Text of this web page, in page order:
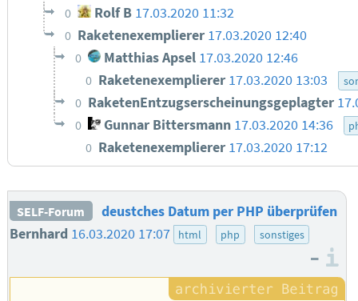
0 Rolf B 17.03.2020 11:32
0 Raketenexemplierer 17.03.2020 12:40
0 Matthias Apsel 17.03.2020 12:46
0 Raketenexemplierer 17.03.2020 13:03
0 RaketenEntzugserscheinungsgeplagter
0 Gunnar Bittersmann 17.03.2020 14:36
0 Raketenexemplierer 17.03.2020 17:12
SELF-Forum
deustches Datum per PHP überprüfen
Bernhard 16.03.2020 17:07 html php sonstiges
–